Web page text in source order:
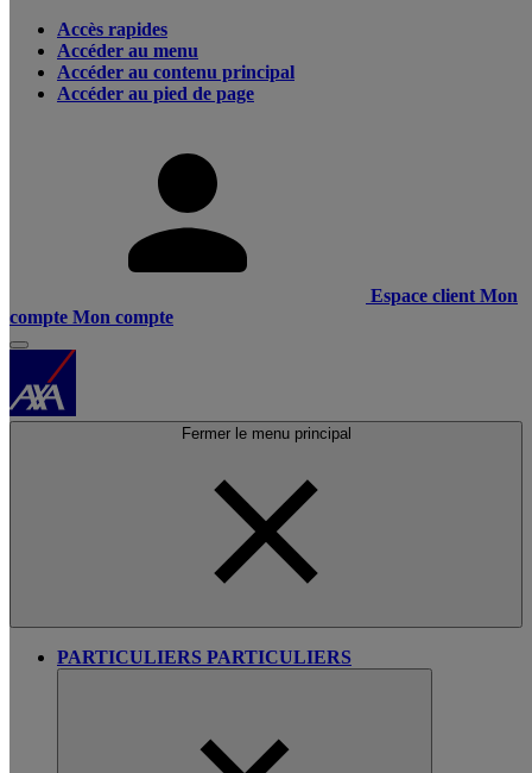
Accès rapides
Accéder au menu
Accéder au contenu principal
Accéder au pied de page
Espace client Mon
compte Mon compte
Fermer le menu principal
PARTICULIERS PARTICULIERS